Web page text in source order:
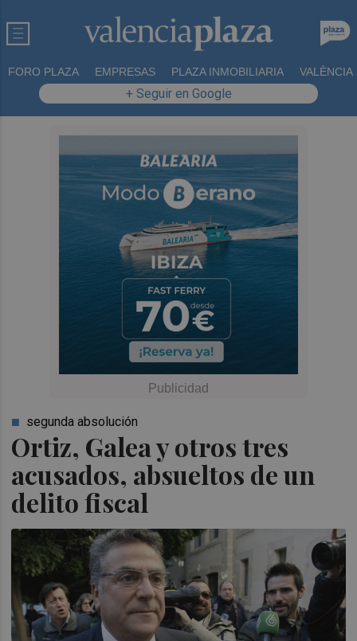
FORO PLAZA EMPRESAS PLAZA INMOBILIARIA VALÈNCIA
+ Seguir en Google
Ortiz, Galea y otros tres
acusados, absueltos de un
delito fiscal
segunda absolución